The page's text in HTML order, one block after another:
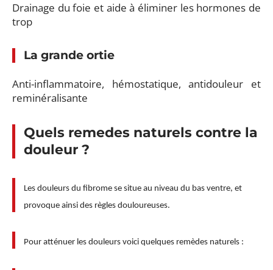
Drainage du foie et aide à éliminer les hormones de
trop
La grande ortie
Anti-inflammatoire, hémostatique, antidouleur et
reminéralisante
Quels remedes naturels contre la
douleur ?
Les douleurs du fibrome se situe au niveau du bas ventre, et
provoque ainsi des règles douloureuses.
Pour atténuer les douleurs voici quelques remèdes naturels :